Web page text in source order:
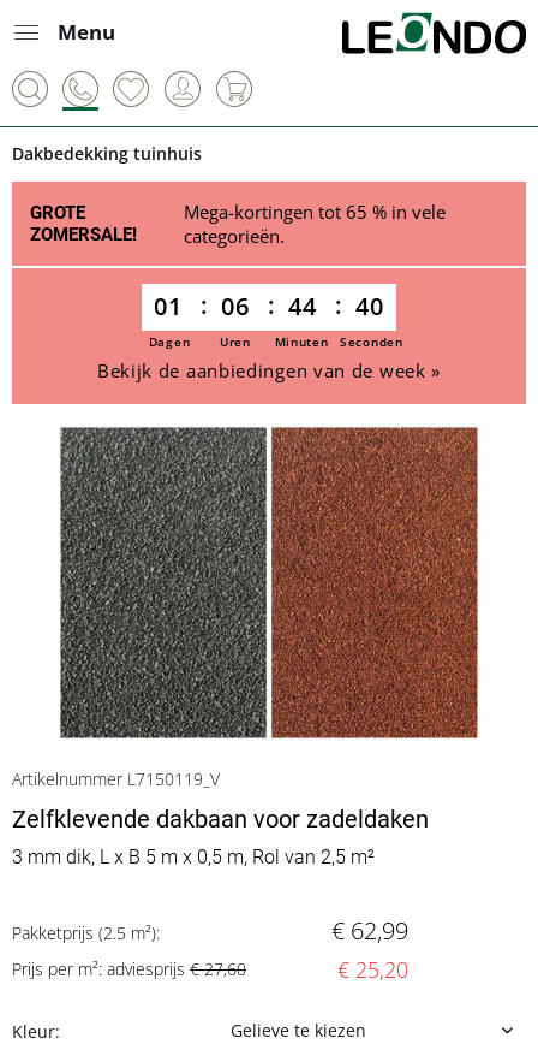
Menu
Dakbedekking tuinhuis
GROTE
ZOMERSALE!
Mega-kortingen tot 65 % in vele
categorieën.
01 06 44 40
Dagen Uren Minuten Seconden
Bekijk de aanbiedingen van de week »
Artikelnummer L7150119_V
Zelfklevende dakbaan voor zadeldaken
3 mm dik, L x B 5 m x 0,5 m, Rol van 2,5 m²
Pakketprijs (2.5 m²): € 62,99
Prijs per m²: adviesprijs € 27,60 € 25,20
Kleur: